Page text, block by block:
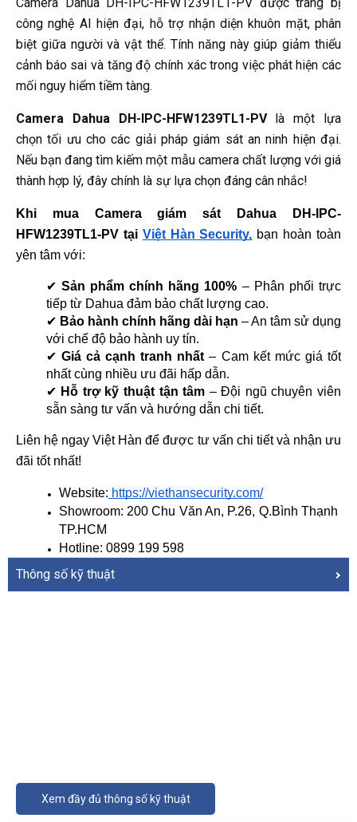
công nghệ AI hiện đại, hỗ trợ nhận diện khuôn mặt, phân
biệt giữa người và vật thể. Tính năng này giúp giảm thiểu
cảnh báo sai và tăng độ chính xác trong việc phát hiện các
mối nguy hiểm tiềm tàng.
Camera Dahua DH-IPC-HFW1239TL1-PVlà một lựa
chọn tối ưu cho các giải pháp giám sát an ninh hiện đại.
Nếu bạn đang tìm kiếm một mẫu camera chất lượng với giá
thành hợp lý, đây chính là sự lựa chọn đáng cân nhắc!
Khi mua Camera giám sát Dahua DH-IPC-
HFW1239TL1-PV tại Việt Hàn Security, bạn hoàn toàn
yên tâm với:
✔ Sản phẩm chính hãng 100% – Phân phối trực
tiếp từ Dahua đảm bảo chất lượng cao.
✔ Bảo hành chính hãng dài hạn – An tâm sử dụng
với chế độ bảo hành uy tín.
✔ Giá cả cạnh tranh nhất – Cam kết mức giá tốt
nhất cùng nhiều ưu đãi hấp dẫn.
✔ Hỗ trợ kỹ thuật tận tâm – Đội ngũ chuyên viên
sẵn sàng tư vấn và hướng dẫn chi tiết.
Liên hệ ngay Việt Hàn để được tư vấn chi tiết và nhận ưu
đãi tốt nhất!
Website: https://viethansecurity.com/
Showroom: 200 Chu Văn An, P.26, Q.Bình Thạnh
TP.HCM
Hotline: 0899 199 598
Thông số kỹ thuật
Xem đầy đủ thông số kỹ thuật